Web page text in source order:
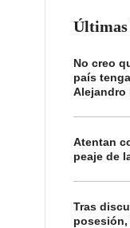
No creo
país
Alejandro
Atentan
peaje de
Tras